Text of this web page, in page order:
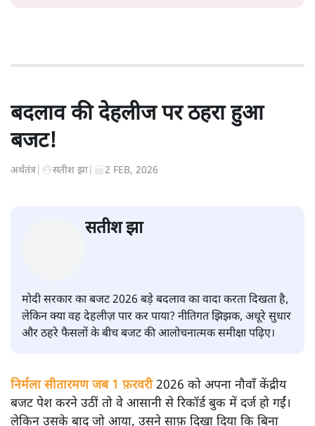
बदलाव की देहलीज पर ठहरा हुआ
बजट!
अर्थतंत्र सतीश झा 2 FEB, 2026
सतीश झा